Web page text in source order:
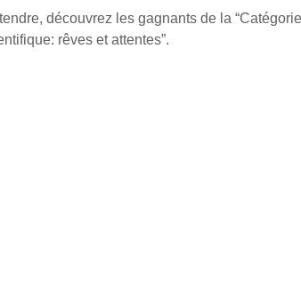
découvrez les gagnants de la
rêves et attentes”.